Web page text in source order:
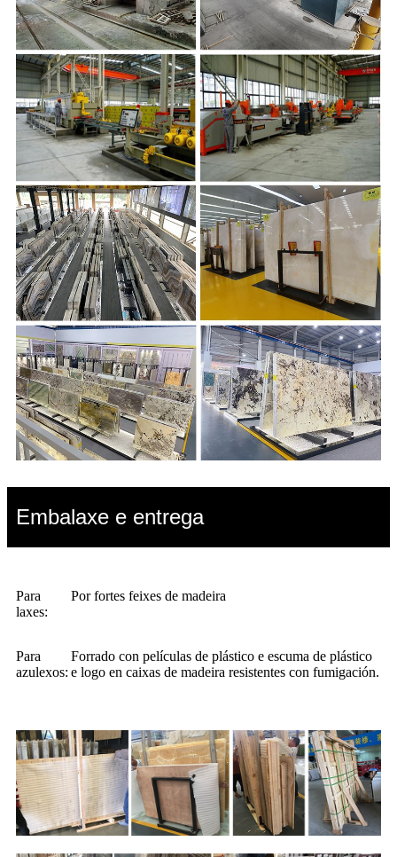
Embalaxe e entrega
Para
laxes:
Por fortes feixes de madeira
Para
azulexos:
Forrado con películas de plástico e escuma de plástico
e logo en caixas de madeira resistentes con fumigación.